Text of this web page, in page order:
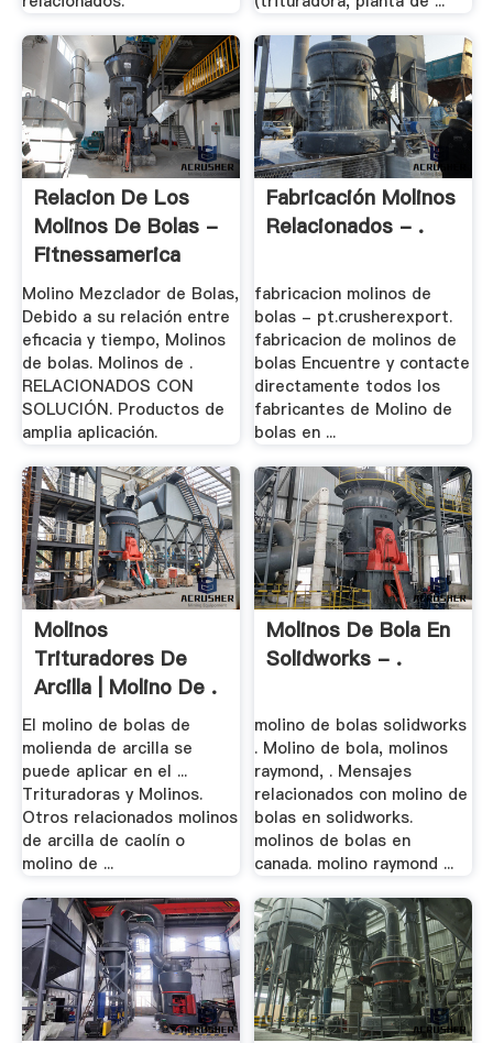
Relacion De Los
Molinos De Bolas -
Fitnessamerica
Molino Mezclador de Bolas,
Debido a su relación entre
eficacia y tiempo, Molinos
de bolas. Molinos de .
RELACIONADOS CON
SOLUCIÓN. Productos de
amplia aplicación.
Fabricación Molinos
Relacionados - .
fabricacion molinos de
bolas - pt.crusherexport.
fabricacion de molinos de
bolas Encuentre y contacte
directamente todos los
fabricantes de Molino de
bolas en ...
Molinos
Trituradores De
Arcilla | Molino De .
El molino de bolas de
molienda de arcilla se
puede aplicar en el ...
Trituradoras y Molinos.
Otros relacionados molinos
de arcilla de caolín o
molino de ...
Molinos De Bola En
Solidworks - .
molino de bolas solidworks
. Molino de bola, molinos
raymond, . Mensajes
relacionados con molino de
bolas en solidworks.
molinos de bolas en
canada. molino raymond ...